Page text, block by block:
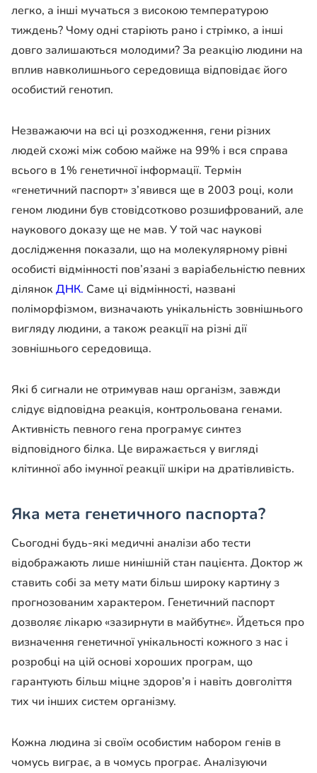
легко, а інші мучаться з високою температурою
тиждень? Чому одні старіють рано і стрімко, а інші
довго залишаються молодими? За реакцію людини на
вплив навколишнього середовища відповідає його
особистий генотип.
Незважаючи на всі ці розходження, гени різних
людей схожі між собою майже на 99% і вся справа
всього в 1% генетичної інформації. Термін
«генетичний паспорт» з’явився ще в 2003 році, коли
геном людини був стовідсотково розшифрований, але
наукового доказу ще не мав. У той час наукові
дослідження показали, що на молекулярному рівні
особисті відмінності пов’язані з варіабельністю певних
ділянок ДНК. Саме ці відмінності, названі
поліморфізмом, визначають унікальність зовнішнього
вигляду людини, а також реакції на різні дії
зовнішнього середовища.
Які б сигнали не отримував наш організм, завжди
слідує відповідна реакція, контрольована генами.
Активність певного гена програмує синтез
відповідного білка. Це виражається у вигляді
клітинної або імунної реакції шкіри на дратівливість.
Яка мета генетичного паспорта?
Сьогодні будь-які медичні аналізи або тести
відображають лише нинішній стан пацієнта. Доктор ж
ставить собі за мету мати більш широку картину з
прогнозованим характером. Генетичний паспорт
дозволяє лікарю «зазирнути в майбутнє». Йдеться про
визначення генетичної унікальності кожного з нас і
розробці на цій основі хороших програм, що
гарантують більш міцне здоров’я і навіть довголіття
тих чи інших систем організму.
Кожна людина зі своїм особистим набором генів в
чомусь виграє, а в чомусь програє. Аналізуючи